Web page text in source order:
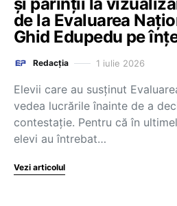
de la Evaluarea
Ghid Edupedu pe
Redacția 1 iulie 2026
Elevii care au susținut
vedea lucrările înainte de a
contestație. Pentru că în
elevi au întrebat…
Vezi articolul